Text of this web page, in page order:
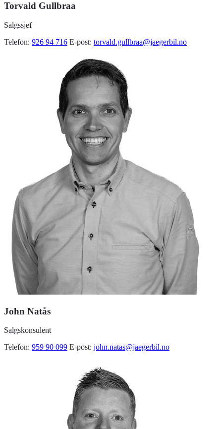
Torvald Gullbraa
Salgssjef
Telefon: 926 94 716 E-post: torvald.gullbraa@jaegerbil.no
John Natås
Salgskonsulent
Telefon: 959 90 099 E-post: john.natas@jaegerbil.no